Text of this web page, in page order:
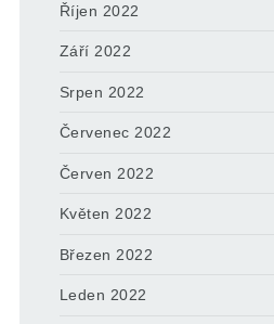
Říjen 2022
Září 2022
Srpen 2022
Červenec 2022
Červen 2022
Květen 2022
Březen 2022
Leden 2022